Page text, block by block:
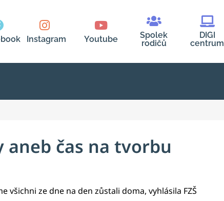
Instagram Youtube
Spolek
rodičů
DIGI
centrum
čas na tvorbu
ze dne na den zůstali doma, vyhlásila FZŠ